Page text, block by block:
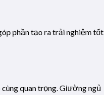
phần tạo ra trải nghiệm tốt
quan trọng. Giường ngủ